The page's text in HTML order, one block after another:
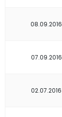
08.09.2016
07.09.2016
02.07.2016